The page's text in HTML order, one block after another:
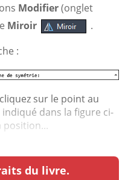
Modifier(onglet
Miroir
.
:
sur le point au
dans la figure ci-
position...
du livre.